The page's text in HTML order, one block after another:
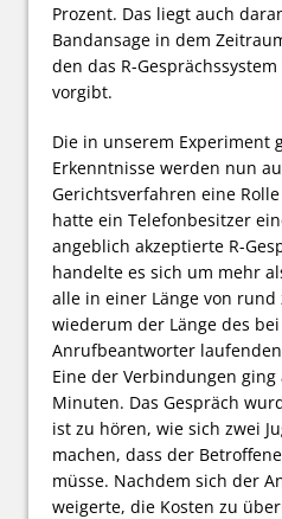
Prozent. Das liegt auch
Bandansage in dem
den das R-
vorgibt.
Die in unserem Experiment
Erkenntnisse werden nun
Gerichtsverfahren eine
hatte ein Telefonbesitzer
angeblich akzeptierte R-
handelte es sich um mehr
alle in einer Länge von rund
wiederum der Länge des
Anrufbeantworter
Eine der Verbindungen
Minuten. Das Gespräch
ist zu hören, wie sich zwei
machen, dass der
müsse. Nachdem sich der
weigerte, die Kosten zu